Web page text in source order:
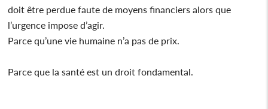
doit être perdue faute de moyens financiers alors que
l’urgence impose d’agir.
Parce qu’une vie humaine n’a pas de prix.
Parce que la santé est un droit fondamental.